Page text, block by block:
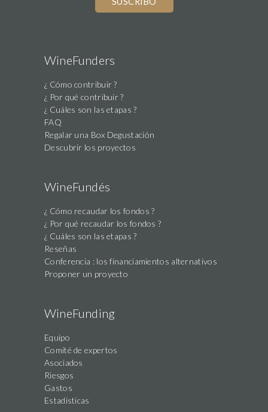
WineFunders
¿ Cómo contribuir ?
¿ Por qué contribuir ?
¿ Cuáles son las etapas ?
FAQ
Regalar una Box Degustación
Descubrir los proyectos
WineFundés
¿ Cómo recaudar los fondos ?
¿ Por qué recaudar los fondos ?
¿ Cuáles son las etapas ?
Reseñas
Conferencia : los financiamientos alternativos
Proponer un proyecto
WineFunding
Equipo
Comité de expertos
Asociados
Riesgos
Gastos
Estadísticas